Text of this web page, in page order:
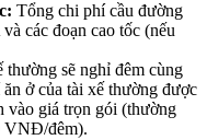
Tổng chi phí cầu đường
các đoạn cao tốc (nếu
thường sẽ nghỉ đêm cùng
ở của tài xế thường được
vào giá trọn gói (thường
VNĐ/đêm).